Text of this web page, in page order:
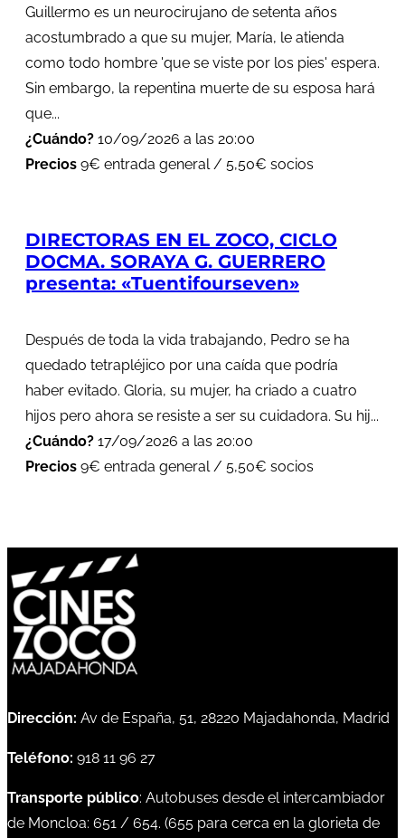
Guillermo es un neurocirujano de setenta años
acostumbrado a que su mujer, María, le atienda
como todo hombre 'que se viste por los pies' espera.
Sin embargo, la repentina muerte de su esposa hará
que...
¿Cuándo? 10/09/2026 a las 20:00
Precios 9€ entrada general / 5,50€ socios
DIRECTORAS EN EL ZOCO, CICLO
DOCMA. SORAYA G. GUERRERO
presenta: «Tuentifourseven»
Después de toda la vida trabajando, Pedro se ha
quedado tetrapléjico por una caída que podría
haber evitado. Gloria, su mujer, ha criado a cuatro
hijos pero ahora se resiste a ser su cuidadora. Su hij...
¿Cuándo? 17/09/2026 a las 20:00
Precios 9€ entrada general / 5,50€ socios
Dirección: Av de España, 51, 28220 Majadahonda, Madrid
Teléfono: 918 11 96 27
Transporte público: Autobuses desde el intercambiador
de Moncloa: 651 / 654. (655 para cerca en la glorieta de